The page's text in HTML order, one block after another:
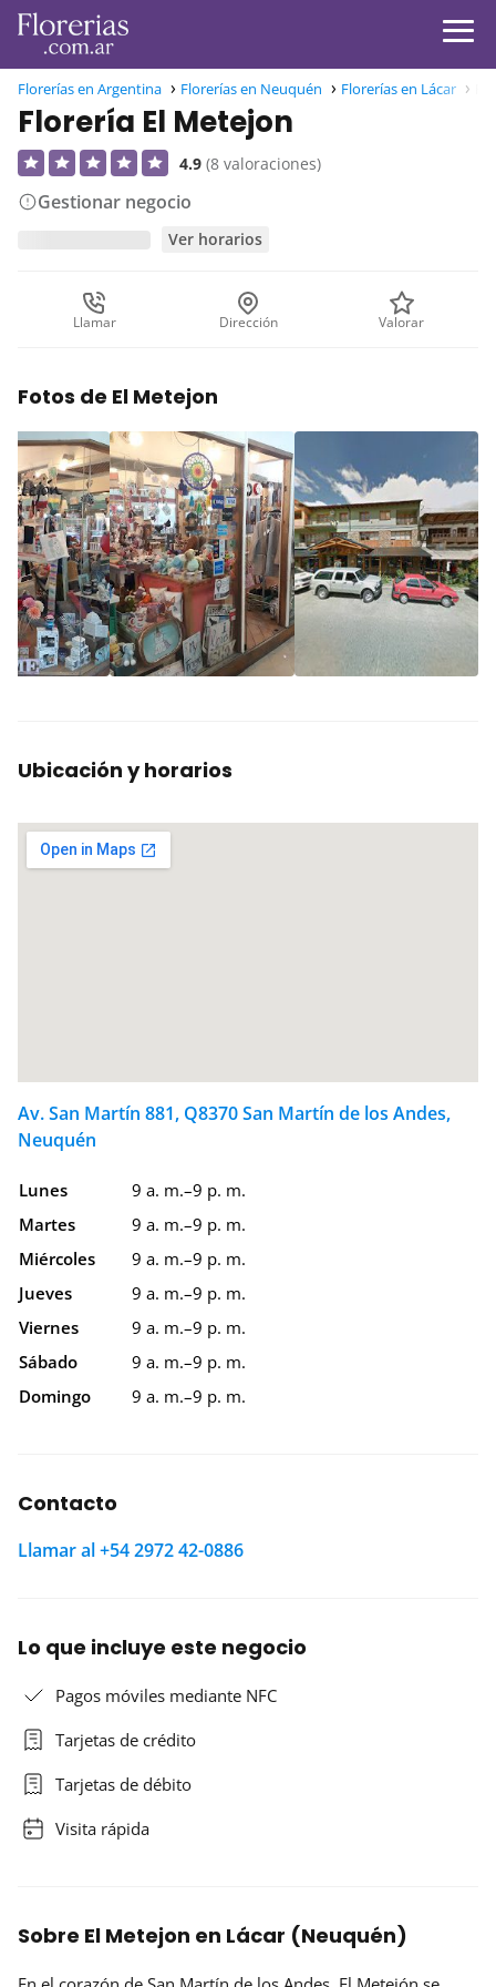
Florerías en Argentina Florerías en Neuquén Florerías en Lácar
Florería El Metejon
4.9 (8 valoraciones)
Gestionar negocio
Ver horarios
Llamar Dirección Valorar
Fotos de El Metejon
Ubicación y horarios
Av. San Martín 881, Q8370 San Martín de los Andes,
Neuquén
Lunes
9 a. m.–9 p. m.
Martes
9 a. m.–9 p. m.
Miércoles
9 a. m.–9 p. m.
Jueves
9 a. m.–9 p. m.
Viernes
9 a. m.–9 p. m.
Sábado
9 a. m.–9 p. m.
Domingo
9 a. m.–9 p. m.
Contacto
Llamar al +54 2972 42-0886
Lo que incluye este negocio
Pagos móviles mediante NFC
Tarjetas de crédito
Tarjetas de débito
Visita rápida
Sobre El Metejon en Lácar (Neuquén)